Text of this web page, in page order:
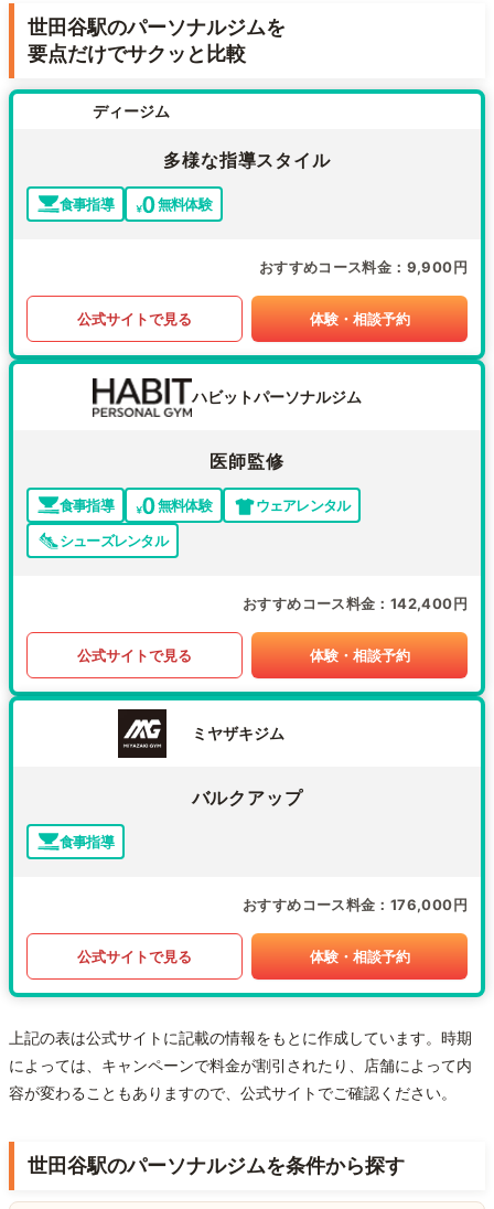
世田谷駅のパーソナルジムを
要点だけでサクッと比較
ディージム
多様な指導スタイル
食事指導 無料体験
おすすめコース料金 9,900円
公式サイトで見る 体験・相談予約
ハビットパーソナルジム
医師監修
食事指導 無料体験
ウェアレンタル
シューズレンタル
おすすめコース料金 142,400円
公式サイトで見る 体験・相談予約
ミヤザキジム
バルクアップ
食事指導
おすすめコース料金 176,000円
公式サイトで見る 体験・相談予約
上記の表は公式サイトに記載の情報をもとに作成しています。時期
によっては、キャンペーンで料金が割引されたり、店舗によって内
容が変わることもありますので、公式サイトでご確認ください。
世田谷駅のパーソナルジムを条件から探す